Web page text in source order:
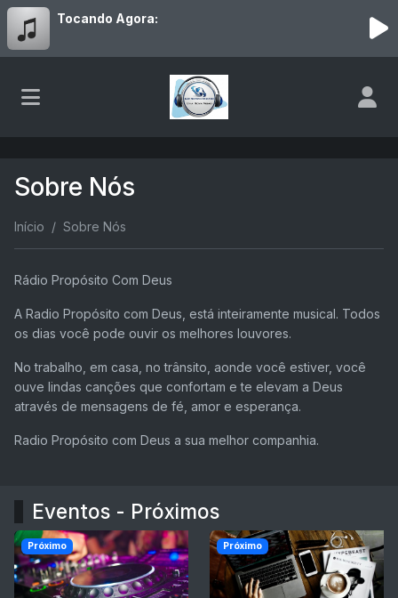
Tocando Agora:
Sobre Nós
Início Sobre Nós
Rádio Propósito Com Deus
A Radio Propósito com Deus, está inteiramente musical. Todos
os dias você pode ouvir os melhores louvores.
No trabalho, em casa, no trânsito, aonde você estiver, você
ouve lindas canções que confortam e te elevam a Deus
através de mensagens de fé, amor e esperança.
Radio Propósito com Deus a sua melhor companhia.
Eventos - Próximos
Próximo Próximo